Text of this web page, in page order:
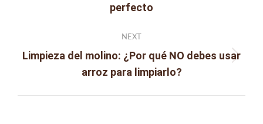
post:
perfecto
NEXT
Next
post:
Limpieza del molino: ¿Por qué NO debes usar
arroz para limpiarlo?